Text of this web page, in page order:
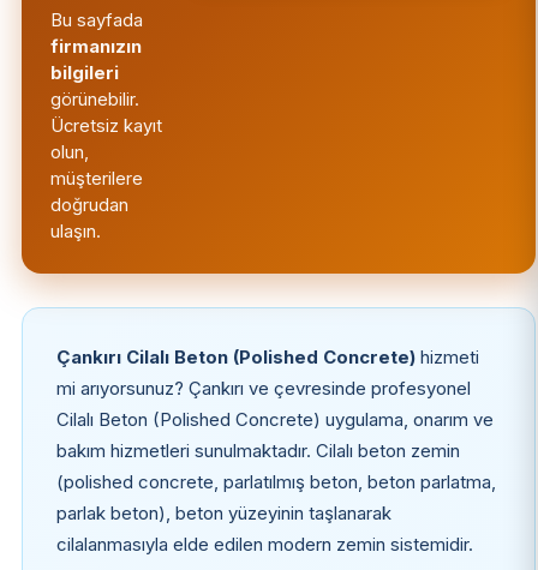
Bu sayfada
firmanızın
bilgileri
görünebilir.
Ücretsiz kayıt
olun,
müşterilere
doğrudan
ulaşın.
Çankırı Cilalı Beton (Polished Concrete)hizmeti
mi arıyorsunuz? Çankırı ve çevresinde profesyonel
Cilalı Beton (Polished Concrete) uygulama, onarım ve
bakım hizmetleri sunulmaktadır. Cilalı beton zemin
(polished concrete, parlatılmış beton, beton parlatma,
parlak beton), beton yüzeyinin taşlanarak
cilalanmasıyla elde edilen modern zemin sistemidir.